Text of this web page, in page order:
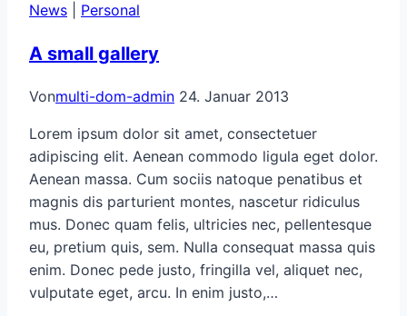
News Personal
A small gallery
Vonmulti-dom-admin 24. Januar 2013
Lorem ipsum dolor sit amet, consectetuer
adipiscing elit. Aenean commodo ligula eget dolor.
Aenean massa. Cum sociis natoque penatibus et
magnis dis parturient montes, nascetur ridiculus
mus. Donec quam felis, ultricies nec, pellentesque
eu, pretium quis, sem. Nulla consequat massa quis
enim. Donec pede justo, fringilla vel, aliquet nec,
vulputate eget, arcu. In enim justo,…